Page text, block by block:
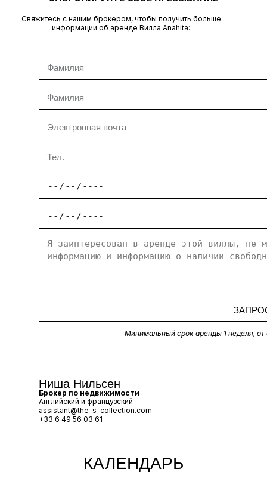
Свяжитесь с нашим брокером, чтобы получить больше
информации об аренде Вилла Anahita:
Минимальный срок аренды 1 неделя,
Ниша Нильсен
Брокер по недвижимости
Английский и французский
assistant@the-s-collection.com
+33 6 49 56 03 61
КАЛЕНДАРЬ